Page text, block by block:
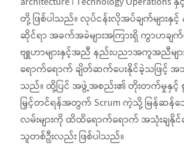
တို့ ဖြစ်ပါသည်။ လုပ်ငန်းလိုအပ်ချက်များနှ
ဆိုင်ရာ အခက်အခဲများအကြားရှိ ကွာဟချက်
ဗျူဟာများနှင့်အညီ နည်းပညာအကူအညီမျ
ရောက်ရောက် ချိတ်ဆက်ပေးနိုင်ခဲ့သဖြင့်
သည်။ ထို့ပြင် အဖွဲ့အစည်း၏ တိုးတက်မှုနှင့်
မြှင့်တင်ရန်အတွက် Scrum ကဲ့သို့ မြန်ဆန်သ
လမ်းများကို ထိထိရောက်ရောက် အသုံးချနိုင်
သူတစ်ဦးလည်း ဖြစ်ပါသည်။